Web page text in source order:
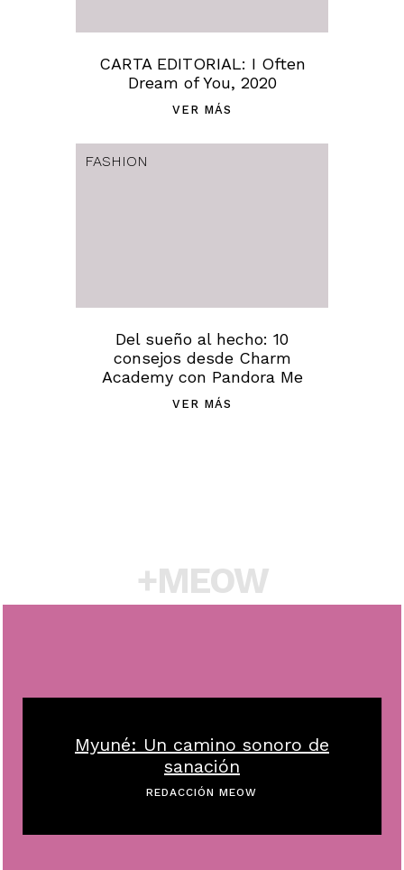
CARTA EDITORIAL: I Often
Dream of You, 2020
VER MÁS
FASHION
Del sueño al hecho: 10
consejos desde Charm
Academy con Pandora Me
VER MÁS
+MEOW
Myuné: Un camino sonoro de
sanación
REDACCIÓN MEOW